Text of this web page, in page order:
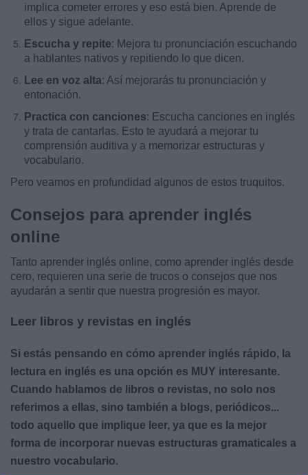
implica cometer errores y eso está bien. Aprende de
ellos y sigue adelante.
Escucha y repite: Mejora tu pronunciación escuchando
a hablantes nativos y repitiendo lo que dicen.
Lee en voz alta: Así mejorarás tu pronunciación y
entonación.
Practica con canciones: Escucha canciones en inglés
y trata de cantarlas. Esto te ayudará a mejorar tu
comprensión auditiva y a memorizar estructuras y
vocabulario.
Pero veamos en profundidad algunos de estos truquitos.
Consejos para aprender inglés
online
Tanto aprender inglés online, como aprender inglés desde
cero, requieren una serie de trucos o consejos que nos
ayudarán a sentir que nuestra progresión es mayor.
Leer libros y revistas en inglés
Si estás pensando en cómo aprender inglés rápido, la
lectura en inglés es una opción es MUY interesante.
Cuando hablamos de libros o revistas, no solo nos
referimos a ellas, sino también a blogs, periódicos...
todo aquello que implique leer, ya que es la mejor
forma de incorporar nuevas estructuras gramaticales a
nuestro vocabulario.